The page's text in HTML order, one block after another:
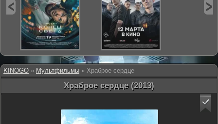
KINOGO » Мультфильмы » Храброе сердце
Храброе сердце (2013)